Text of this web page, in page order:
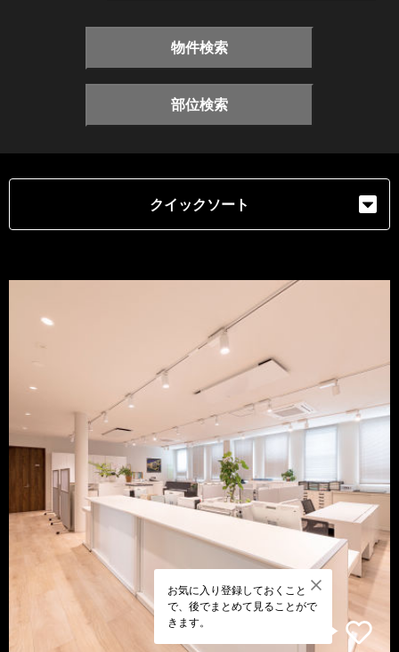
物件検索
部位検索
クイックソート
お気に入り登録しておくこと
で、後でまとめて見ることがで
きます。